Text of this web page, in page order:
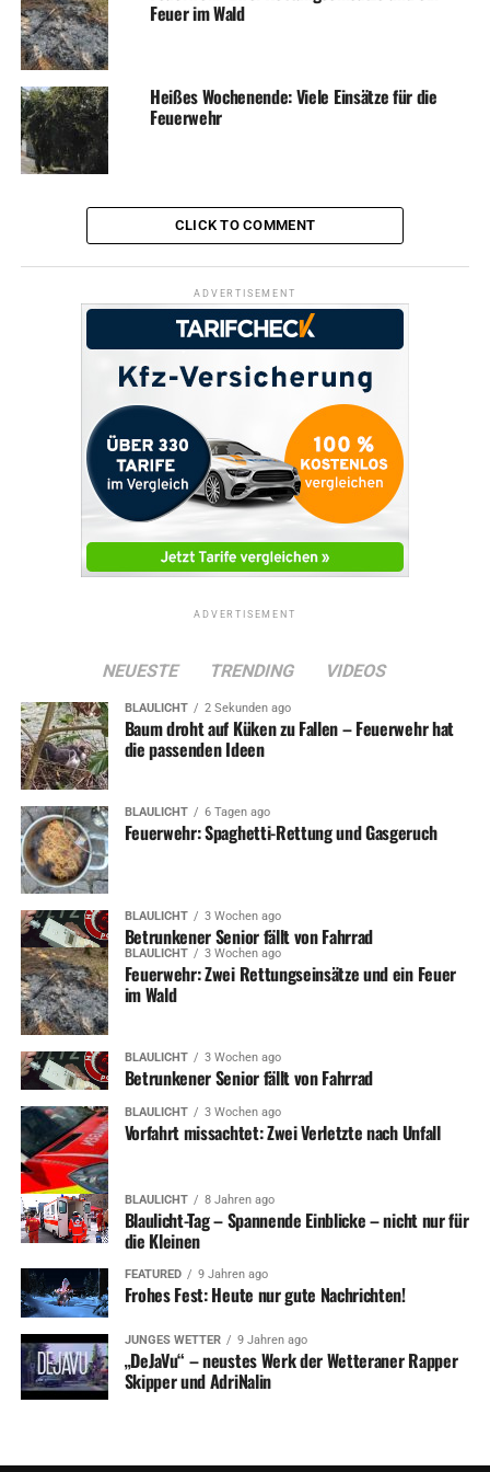
RELATED TOPICS:
STADTVERWALTUNG
UP NEXT
Aktionsplan Inklusion: Anerkennung aus Berlin
DON'T MISS
Straßensperrungen wegen Bauarbeiten
Feuer im Wald
Heißes Wochenende: Viele Einsätze für die
Feuerwehr
CLICK TO COMMENT
ADVERTISEMENT
ADVERTISEMENT
NEUESTE TRENDING VIDEOS
BLAULICHT 2 Sekunden ago
Baum droht auf Küken zu Fallen – Feuerwehr hat
die passenden Ideen
BLAULICHT 6 Tagen ago
Feuerwehr: Spaghetti-Rettung und Gasgeruch
BLAULICHT 3 Wochen ago
Betrunkener Senior fällt von Fahrrad
BLAULICHT 3 Wochen ago
Feuerwehr: Zwei Rettungseinsätze und ein Feuer
im Wald
BLAULICHT 3 Wochen ago
Betrunkener Senior fällt von Fahrrad
BLAULICHT 3 Wochen ago
Vorfahrt missachtet: Zwei Verletzte nach Unfall
BLAULICHT 8 Jahren ago
Blaulicht-Tag – Spannende Einblicke – nicht nur für
die Kleinen
FEATURED 9 Jahren ago
Frohes Fest: Heute nur gute Nachrichten!
JUNGES WETTER 9 Jahren ago
„DeJaVu“ – neustes Werk der Wetteraner Rapper
Skipper und AdriNalin